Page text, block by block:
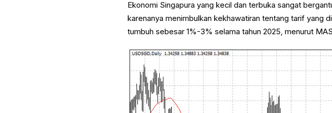
Ekonomi Singapura yang kecil dan terbuka sangat
karenanya menimbulkan kekhawatiran tentang tarif yang
tumbuh sebesar 1%-3% selama tahun 2025, menurut